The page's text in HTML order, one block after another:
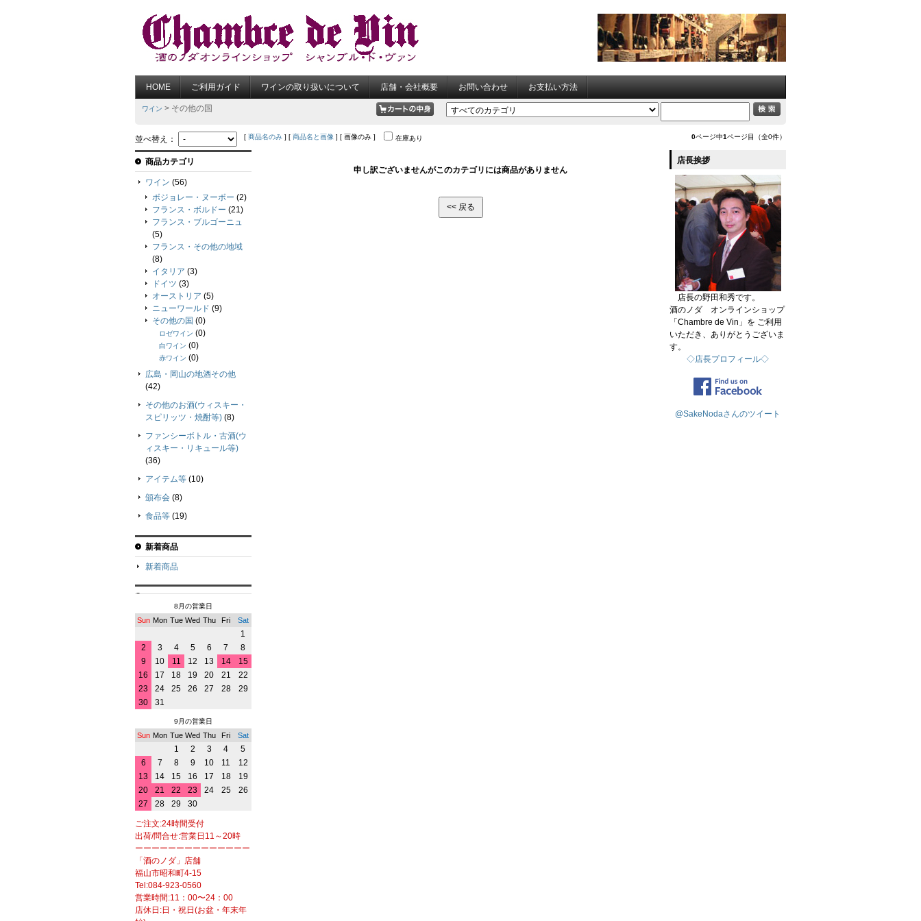
HOME ご利用ガイド ワインの取り扱いについて 店舗・会社概要 お問い合わせ お支払い方法
ワイン > その他の国
並べ替え： [ 商品名のみ ] [ 商品名と画像 ] [ 画像のみ ] 在庫あり 0ページ中1ページ目（全0件）
申し訳ございませんがこのカテゴリには商品がありません
商品カテゴリ
ワイン (56)
ボジョレー・ヌーボー (2)
フランス・ボルドー (21)
フランス・ブルゴーニュ
(5)
フランス・その他の地域
(8)
イタリア (3)
ドイツ (3)
オーストリア (5)
ニューワールド (9)
その他の国 (0)
ロゼワイン (0)
白ワイン (0)
赤ワイン (0)
広島・岡山の地酒その他
(42)
その他のお酒(ウィスキー・
スピリッツ・焼酎等) (8)
ファンシーボトル・古酒(ウ
ィスキー・リキュール等)
(36)
アイテム等 (10)
頒布会 (8)
食品等 (19)
新着商品
新着商品
8月の営業日
Sun Mon Tue Wed Thu Fri Sat
1
2
3 4 5 6 7
8
9
10 11 12 13 14
15
16
17 18 19 20 21
22
23
24 25 26 27 28
29
30
31
9月の営業日
Sun Mon Tue Wed Thu Fri Sat
1 2 3 4
5
6
7 8 9 10 11
12
13
14 15 16 17 18
19
20
21 22 23 24 25
26
27
28 29 30
ご注文:24時間受付
出荷/問合せ:営業日11～20時
ーーーーーーーーーーーーーー
「酒のノダ」店舗
福山市昭和町4-15
Tel:084-923-0560
営業時間:11：00〜24：00
店休日:日・祝日(お盆・年末年
店長挨拶
店長の野田和秀です。
酒のノダ オンラインショップ
「Chambre de Vin」を ご利用
いただき、ありがとうございま
す。
◇店長プロフィール◇
@SakeNodaさんのツイート